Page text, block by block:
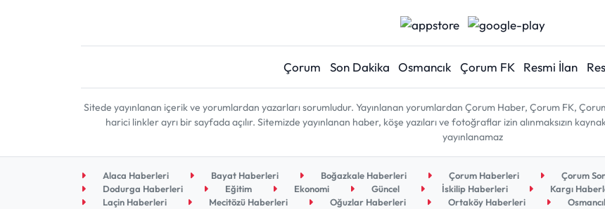
Çorum Son Dakika Osmancık Çorum FK Resmi İlan
Sitede yayınlanan içerik ve yorumlardan yazarları sorumludur. Yayınlanan yorumlardan Çorum Haber, Çorum FK,
harici linkler ayrı bir sayfada açılır. Sitemizde yayınlanan haber, köşe yazıları ve fotoğraflar izin alınmaksızın
yayınlanamaz
Alaca Haberleri Bayat Haberleri Boğazkale Haberleri Çorum Haberleri
Çorum
Dodurga Haberleri
Eğitim Ekonomi Güncel İskilip Haberleri Kargı
Laçin Haberleri
Mecitözü Haberleri Oğuzlar Haberleri Ortaköy Haberleri